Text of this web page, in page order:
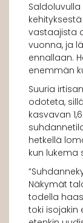
vastaajista
vuonna, ja
ennallaan.
enemmän
Suuria
odoteta,
kasvavan
hetkellä
kun lukema
Näkymät
todella
toki isojakin